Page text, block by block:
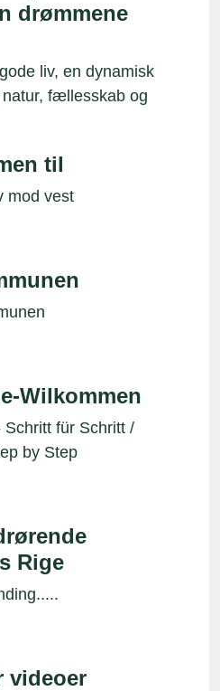
drømmene
liv, en dynamisk
fællesskab og
til
mod vest
Wilkommen
Schritt für Schritt /
by Step
Rige
videoer